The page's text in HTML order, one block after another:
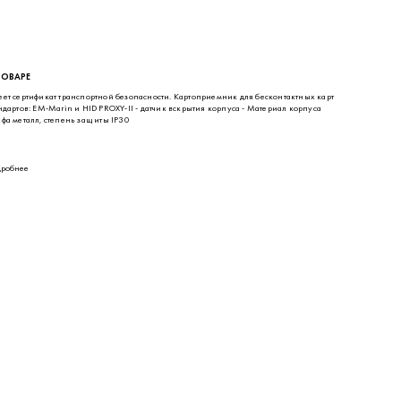
сертификат транспортной безопасности. Картоприемник для бесконтактных карт
EM-Marin и HID PROXY-II - датчик вскрытия корпуса - Материал корпуса